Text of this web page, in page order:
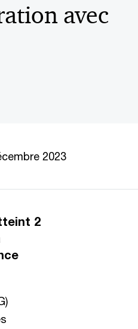
avec
2023
2